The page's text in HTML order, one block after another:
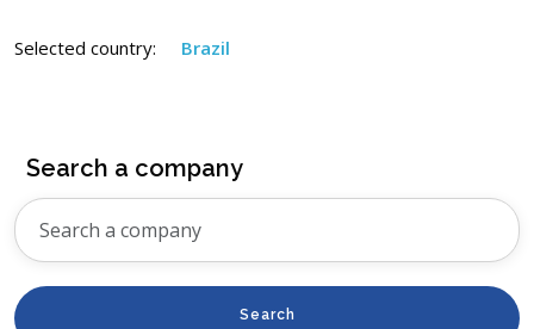
Selected country: Brazil
Search a company
Search